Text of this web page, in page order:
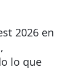
2026 en
lo que